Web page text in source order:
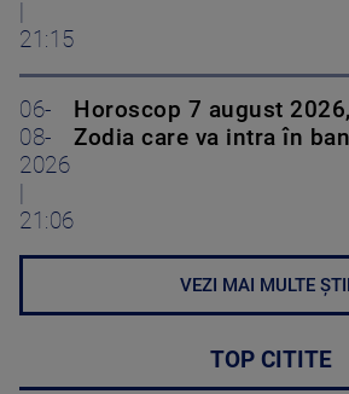
21:15
06-
08-
2026
21:06
Horoscop 7 august
Zodia care va intra în
VEZI MAI MULTE
TOP CITITE